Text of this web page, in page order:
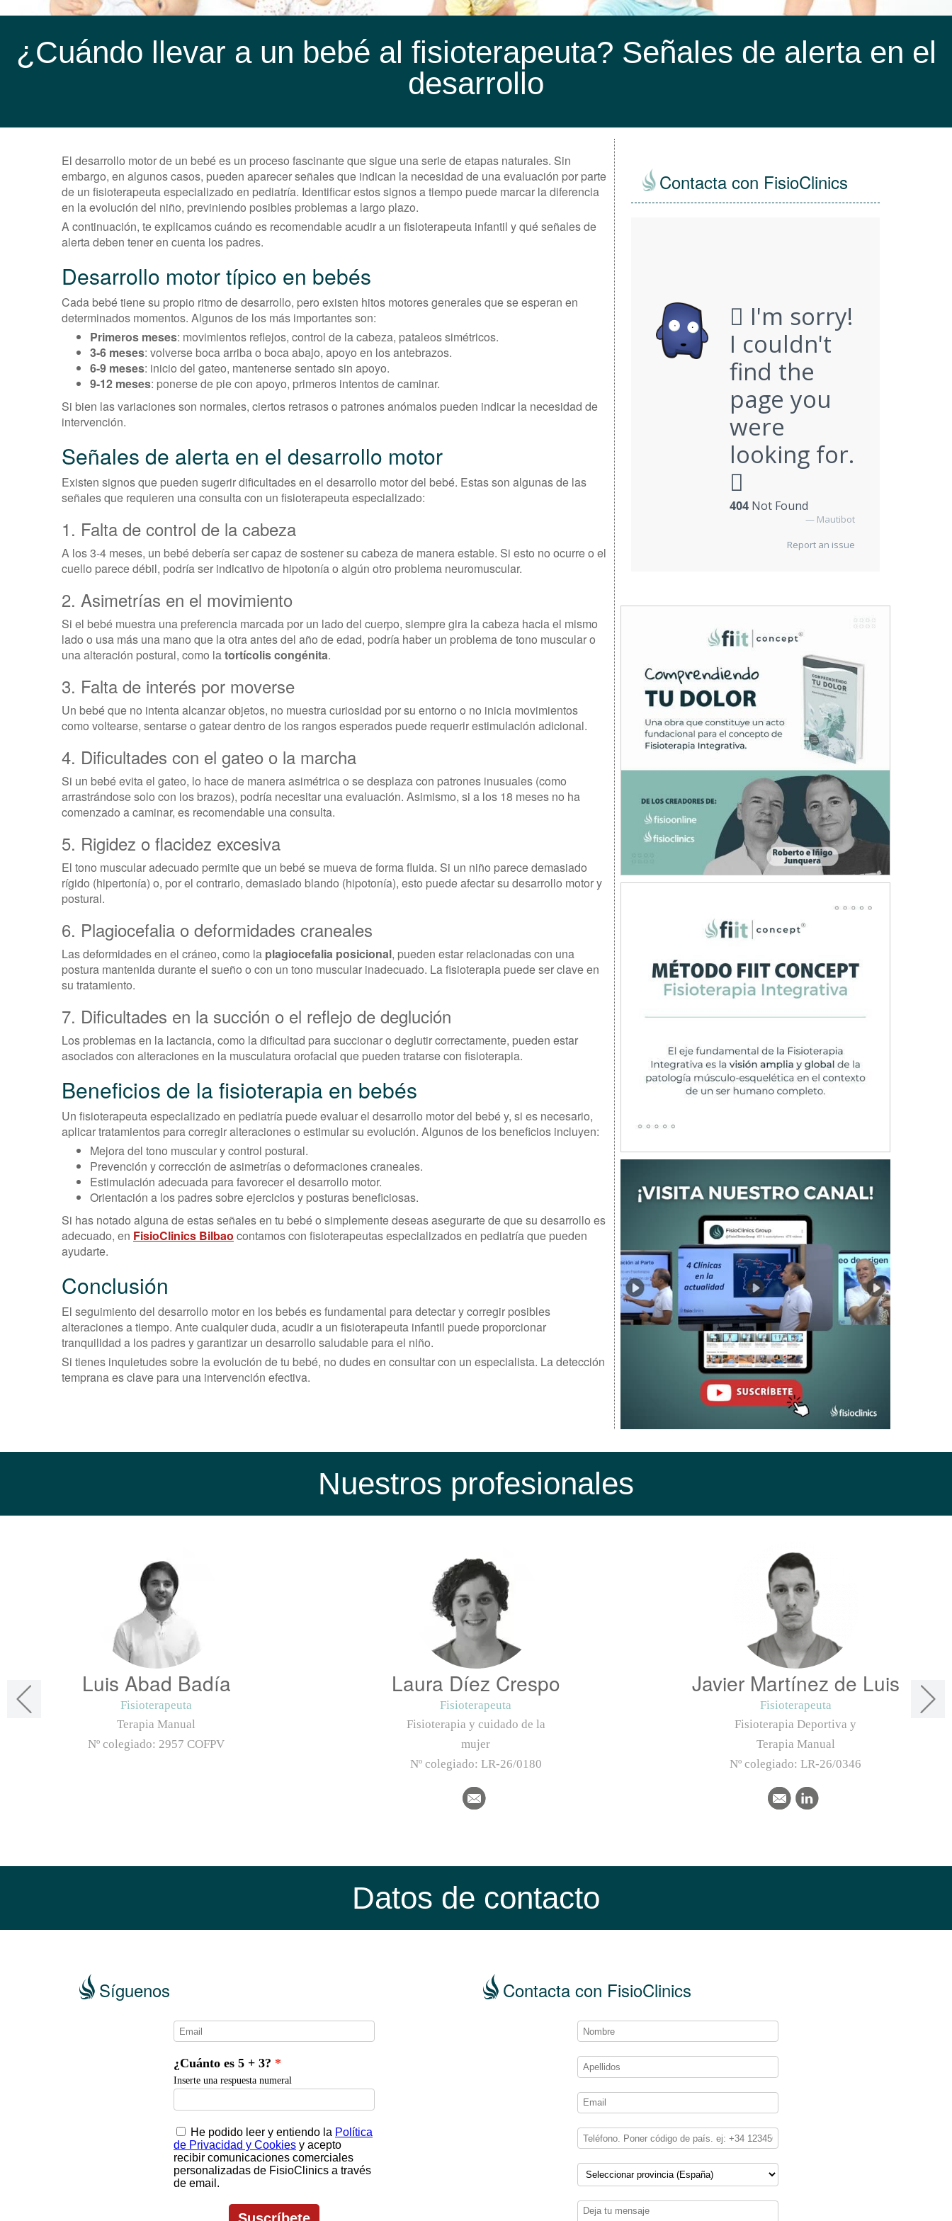
¿Cuándo llevar a un bebé al fisioterapeuta? Señales de alerta en el
desarrollo
El desarrollo motor de un bebé es un proceso fascinante que sigue una serie de etapas naturales. Sin
embargo, en algunos casos, pueden aparecer señales que indican la necesidad de una evaluación por parte
de un fisioterapeuta especializado en pediatría. Identificar estos signos a tiempo puede marcar la diferencia
en la evolución del niño, previniendo posibles problemas a largo plazo.
A continuación, te explicamos cuándo es recomendable acudir a un fisioterapeuta infantil y qué señales de
alerta deben tener en cuenta los padres.
Desarrollo motor típico en bebés
Cada bebé tiene su propio ritmo de desarrollo, pero existen hitos motores generales que se esperan en
determinados momentos. Algunos de los más importantes son:
Primeros meses: movimientos reflejos, control de la cabeza, pataleos simétricos.
3-6 meses: volverse boca arriba o boca abajo, apoyo en los antebrazos.
6-9 meses: inicio del gateo, mantenerse sentado sin apoyo.
9-12 meses: ponerse de pie con apoyo, primeros intentos de caminar.
Si bien las variaciones son normales, ciertos retrasos o patrones anómalos pueden indicar la necesidad de
intervención.
Señales de alerta en el desarrollo motor
Existen signos que pueden sugerir dificultades en el desarrollo motor del bebé. Estas son algunas de las
señales que requieren una consulta con un fisioterapeuta especializado:
1. Falta de control de la cabeza
A los 3-4 meses, un bebé debería ser capaz de sostener su cabeza de manera estable. Si esto no ocurre o el
cuello parece débil, podría ser indicativo de hipotonía o algún otro problema neuromuscular.
2. Asimetrías en el movimiento
Si el bebé muestra una preferencia marcada por un lado del cuerpo, siempre gira la cabeza hacia el mismo
lado o usa más una mano que la otra antes del año de edad, podría haber un problema de tono muscular o
una alteración postural, como latortícolis congénita.
3. Falta de interés por moverse
Un bebé que no intenta alcanzar objetos, no muestra curiosidad por su entorno o no inicia movimientos
como voltearse, sentarse o gatear dentro de los rangos esperados puede requerir estimulación adicional.
4. Dificultades con el gateo o la marcha
Si un bebé evita el gateo, lo hace de manera asimétrica o se desplaza con patrones inusuales (como
arrastrándose solo con los brazos), podría necesitar una evaluación. Asimismo, si a los 18 meses no ha
comenzado a caminar, es recomendable una consulta.
5. Rigidez o flacidez excesiva
El tono muscular adecuado permite que un bebé se mueva de forma fluida. Si un niño parece demasiado
rígido (hipertonía) o, por el contrario, demasiado blando (hipotonía), esto puede afectar su desarrollo motor y
postural.
6. Plagiocefalia o deformidades craneales
Las deformidades en el cráneo, como la plagiocefalia posicional, pueden estar relacionadas con una
postura mantenida durante el sueño o con un tono muscular inadecuado. La fisioterapia puede ser clave en
su tratamiento.
7. Dificultades en la succión o el reflejo de deglución
Los problemas en la lactancia, como la dificultad para succionar o deglutir correctamente, pueden estar
asociados con alteraciones en la musculatura orofacial que pueden tratarse con fisioterapia.
Beneficios de la fisioterapia en bebés
Un fisioterapeuta especializado en pediatría puede evaluar el desarrollo motor del bebé y, si es necesario,
aplicar tratamientos para corregir alteraciones o estimular su evolución. Algunos de los beneficios incluyen:
Mejora del tono muscular y control postural.
Prevención y corrección de asimetrías o deformaciones craneales.
Estimulación adecuada para favorecer el desarrollo motor.
Orientación a los padres sobre ejercicios y posturas beneficiosas.
Si has notado alguna de estas señales en tu bebé o simplemente deseas asegurarte de que su desarrollo es
adecuado, en FisioClinics Bilbao contamos con fisioterapeutas especializados en pediatría que pueden
ayudarte.
Conclusión
El seguimiento del desarrollo motor en los bebés es fundamental para detectar y corregir posibles
alteraciones a tiempo. Ante cualquier duda, acudir a un fisioterapeuta infantil puede proporcionar
tranquilidad a los padres y garantizar un desarrollo saludable para el niño.
Si tienes inquietudes sobre la evolución de tu bebé, no dudes en consultar con un especialista. La detección
temprana es clave para una intervención efectiva.
Contacta con FisioClinics
Nuestros profesionales
Luis Abad Badía
Fisioterapeuta
Terapia Manual
Nº colegiado:2957 COFPV
Laura Díez Crespo
Fisioterapeuta
Fisioterapia y cuidado de la
mujer
Nº colegiado: LR-26/0180
Javier Martínez de Luis
Fisioterapeuta
Fisioterapia Deportiva y
Terapia Manual
Nº colegiado:LR-26/0346
Datos de contacto
Síguenos Contacta con FisioClinics